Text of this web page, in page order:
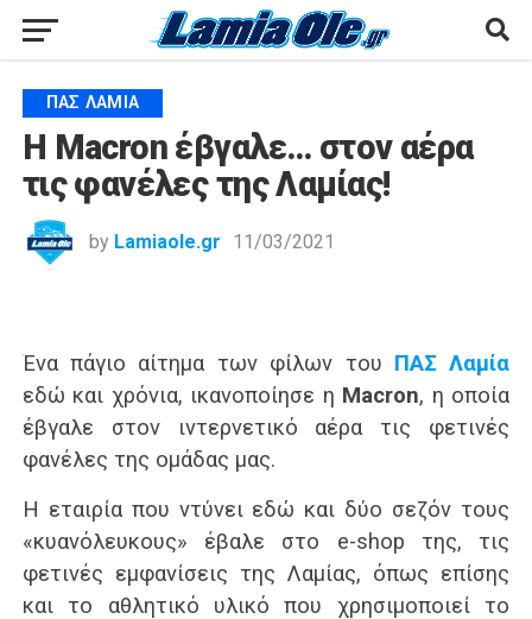
ΠΑΣ ΛΑΜΊΑ
Η Macron έβγαλε… στον αέρα
τις φανέλες της Λαμίας!
by Lamiaole.gr 11/03/2021
Ένα πάγιο αίτημα των φίλων του ΠΑΣ Λαμία
εδώ και χρόνια, ικανοποίησε η Macron, η οποία
έβγαλε στον ιντερνετικό αέρα τις φετινές
φανέλες της ομάδας μας.
Η εταιρία που ντύνει εδώ και δύο σεζόν τους
«κυανόλευκους» έβαλε στο e-shop της, τις
φετινές εμφανίσεις της Λαμίας, όπως επίσης
και το αθλητικό υλικό που χρησιμοποιεί το